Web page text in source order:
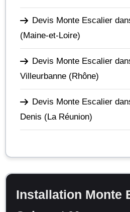
Devis Monte Escalier
(Maine-et-Loire)
Devis Monte Escalier
Villeurbanne (Rhône)
Devis Monte Escalier
Denis (La Réunion)
Installation Monte